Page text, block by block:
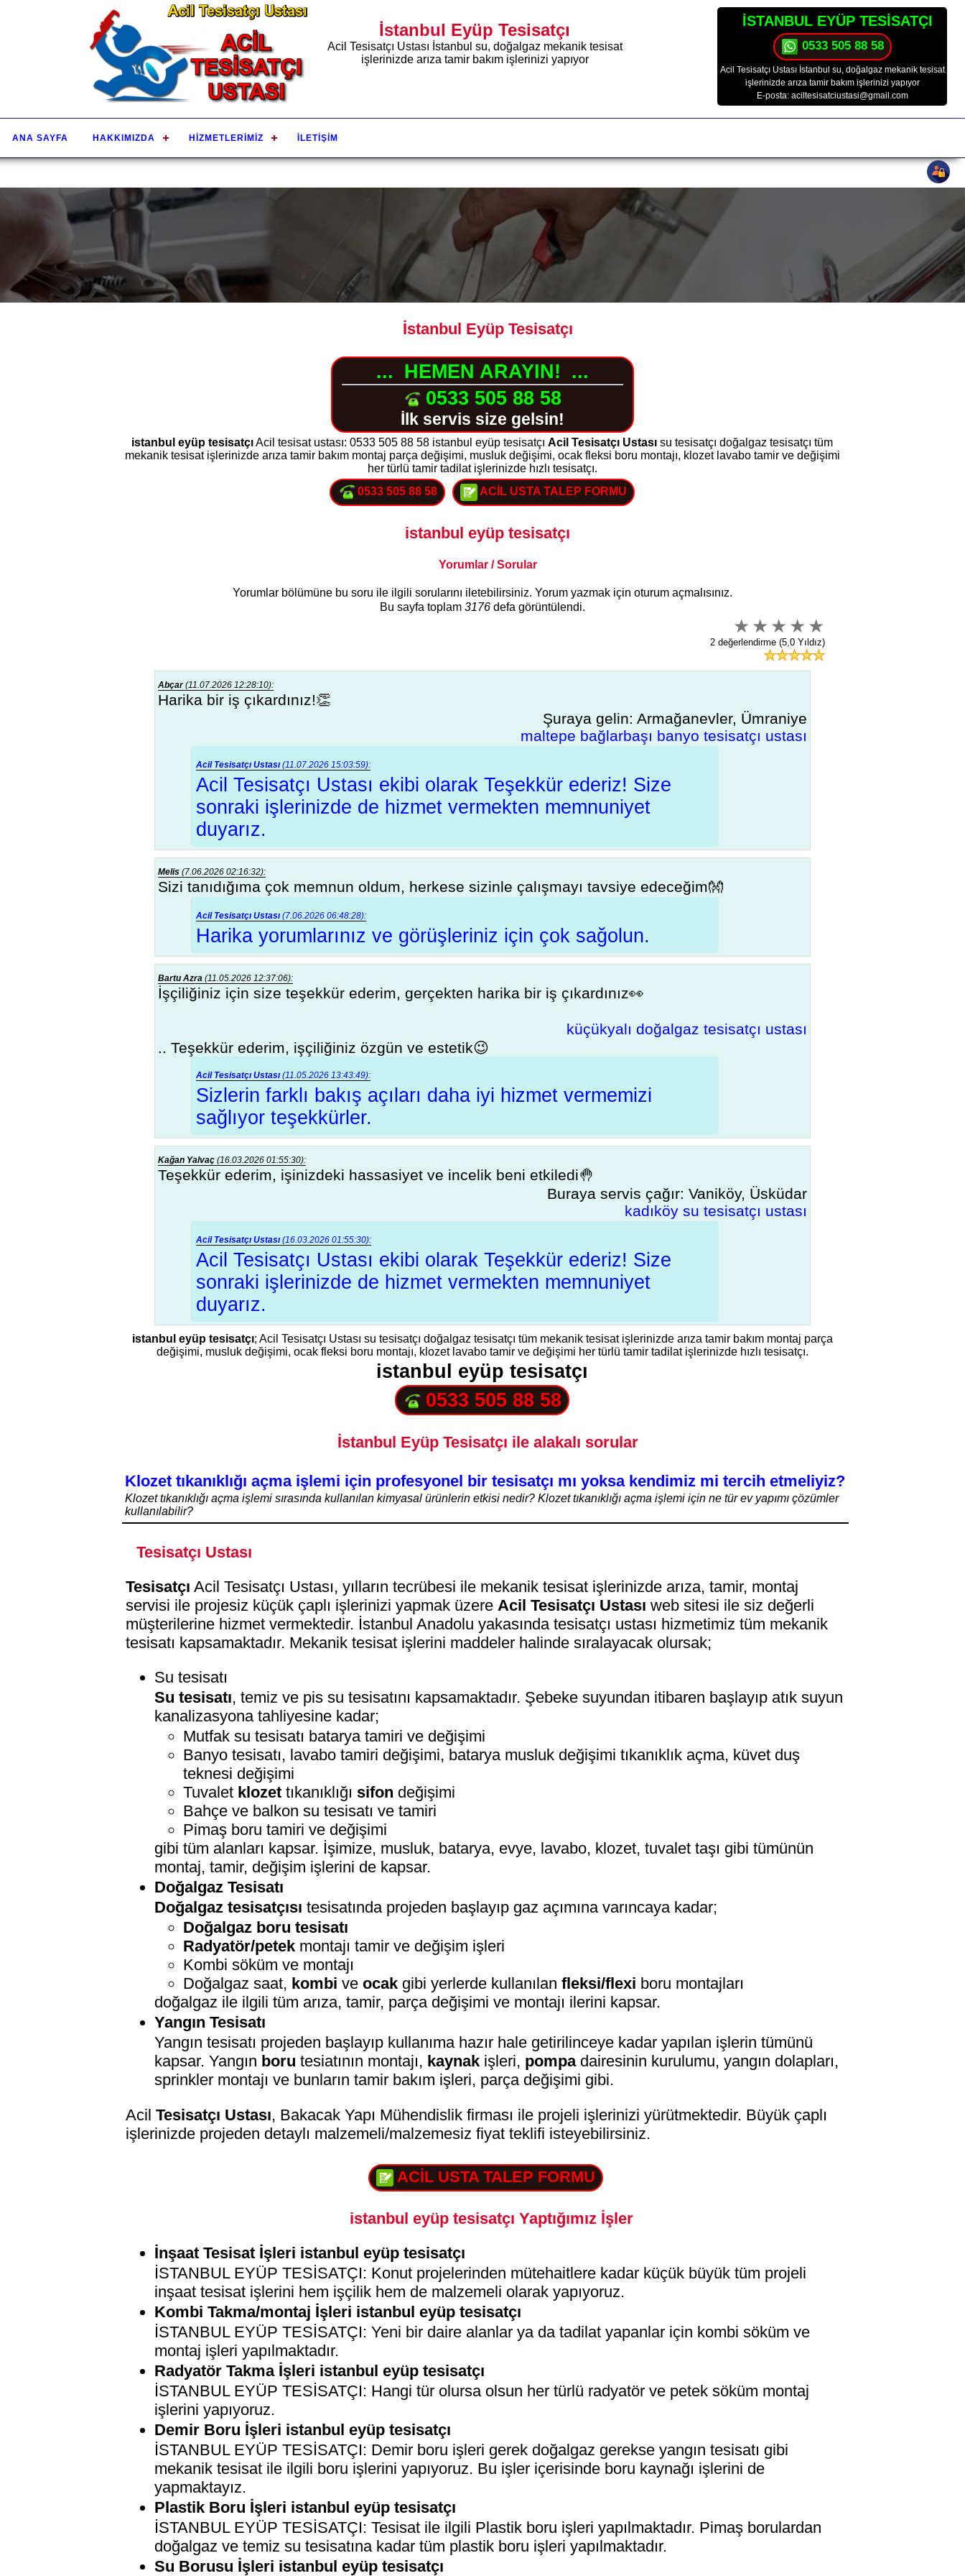
İstanbul Eyüp Tesisatçı
Acil Tesisatçı Ustası İstanbul su, doğalgaz mekanik tesisat
işlerinizde arıza tamir bakım işlerinizi yapıyor
İSTANBUL EYÜP TESİSATÇI
0533 505 88 58
Acil Tesisatçı Ustası İstanbul su, doğalgaz mekanik tesisat
işlerinizde arıza tamir bakım işlerinizi yapıyor
E-posta: aciltesisatciustasi@gmail.com
ANA SAYFA HAKKIMIZDA HIZMETLERIMIZ İLETIŞIM
İstanbul Eyüp Tesisatçı
... HEMEN ARAYIN! ...
0533 505 88 58
İlk servis size gelsin!
istanbul eyüp tesisatçıAcil tesisat ustası: 0533 505 88 58 istanbul eyüp tesisatçıAcil Tesisatçı Ustasısu tesisatçı doğalgaz tesisatçı tüm
mekanik tesisat işlerinizde arıza tamir bakım montaj parça değişimi, musluk değişimi, ocak fleksi boru montajı, klozet lavabo tamir ve değişimi
her türlü tamir tadilat işlerinizde hızlı tesisatçı.
0533 505 88 58
ACİL USTA TALEP FORMU
istanbul eyüp tesisatçı
Yorumlar / Sorular
Yorumlar bölümüne bu soru ile ilgili sorularını iletebilirsiniz. Yorum yazmak için oturum açmalısınız.
Bu sayfa toplam 3176defa görüntülendi.
2 değerlendirme (5,0 Yıldız)
Abçar(11.07.2026 12:28:10):
Harika bir iş çıkardınız!👏
Şuraya gelin: Armağanevler, Ümraniye
maltepe bağlarbaşı banyo tesisatçı ustası
Acil Tesisatçı Ustası(11.07.2026 15:03:59):
Acil Tesisatçı Ustası ekibi olarak Teşekkür ederiz! Size
sonraki işlerinizde de hizmet vermekten memnuniyet
duyarız.
Melis (7.06.2026 02:16:32):
Sizi tanıdığıma çok memnun oldum, herkese sizinle çalışmayı tavsiye edeceğim👐
Acil Tesisatçı Ustası(7.06.2026 06:48:28):
Harika yorumlarınız ve görüşleriniz için çok sağolun.
Bartu Azra (11.05.2026 12:37:06):
İşçiliğiniz için size teşekkür ederim, gerçekten harika bir iş çıkardınız👀
küçükyalı doğalgaz tesisatçı ustası
.. Teşekkür ederim, işçiliğiniz özgün ve estetik😉
Acil Tesisatçı Ustası(11.05.2026 13:43:49):
Sizlerin farklı bakış açıları daha iyi hizmet vermemizi
sağlıyor teşekkürler.
Kağan Yalvaç (16.03.2026 01:55:30):
Teşekkür ederim, işinizdeki hassasiyet ve incelik beni etkiledi🤚
Buraya servis çağır: Vaniköy, Üsküdar
kadıköy su tesisatçı ustası
Acil Tesisatçı Ustası(16.03.2026 01:55:30):
Acil Tesisatçı Ustası ekibi olarak Teşekkür ederiz! Size
sonraki işlerinizde de hizmet vermekten memnuniyet
duyarız.
istanbul eyüp tesisatçı; Acil Tesisatçı Ustası su tesisatçı doğalgaz tesisatçı tüm mekanik tesisat işlerinizde arıza tamir bakım montaj parça
değişimi, musluk değişimi, ocak fleksi boru montajı, klozet lavabo tamir ve değişimi her türlü tamir tadilat işlerinizde hızlı tesisatçı.
istanbul eyüp tesisatçı
0533 505 88 58
İstanbul Eyüp Tesisatçı ile alakalı sorular
Klozet tıkanıklığı açma işlemi için profesyonel bir tesisatçı mı yoksa kendimiz mi tercih etmeliyiz?
Klozet tıkanıklığı açma işlemi sırasında kullanılan kimyasal ürünlerin etkisi nedir? Klozet tıkanıklığı açma işlemi için ne tür ev yapımı çözümler
kullanılabilir?
Tesisatçı Ustası
Tesisatçı Acil Tesisatçı Ustası, yılların tecrübesi ile mekanik tesisat işlerinizde arıza, tamir, montaj
servisi ile projesiz küçük çaplı işlerinizi yapmak üzere Acil Tesisatçı Ustası web sitesi ile siz değerli
müşterilerine hizmet vermektedir. İstanbul Anadolu yakasında tesisatçı ustası hizmetimiz tüm mekanik
tesisatı kapsamaktadır. Mekanik tesisat işlerini maddeler halinde sıralayacak olursak;
Su tesisatı
Su tesisatı, temiz ve pis su tesisatını kapsamaktadır. Şebeke suyundan itibaren başlayıp atık suyun
kanalizasyona tahliyesine kadar;
Mutfak su tesisatı batarya tamiri ve değişimi
Banyo tesisatı, lavabo tamiri değişimi, batarya musluk değişimi tıkanıklık açma, küvet duş
teknesi değişimi
Tuvalet klozet tıkanıklığı sifon değişimi
Bahçe ve balkon su tesisatı ve tamiri
Pimaş boru tamiri ve değişimi
gibi tüm alanları kapsar. İşimize, musluk, batarya, evye, lavabo, klozet, tuvalet taşı gibi tümünün
montaj, tamir, değişim işlerini de kapsar.
Doğalgaz Tesisatı
Doğalgaz tesisatçısı tesisatında projeden başlayıp gaz açımına varıncaya kadar;
Doğalgaz boru tesisatı
Radyatör/petek montajı tamir ve değişim işleri
Kombi söküm ve montajı
Doğalgaz saat, kombi veocak gibi yerlerde kullanılanfleksi/flexi boru montajları
doğalgaz ile ilgili tüm arıza, tamir, parça değişimi ve montajı ilerini kapsar.
Yangın Tesisatı
Yangın tesisatı projeden başlayıp kullanıma hazır hale getirilinceye kadar yapılan işlerin tümünü
kapsar. Yangın boru tesiatının montajı, kaynak işleri, pompadairesinin kurulumu, yangın dolapları,
sprinkler montajı ve bunların tamir bakım işleri, parça değişimi gibi.
AcilTesisatçı Ustası, Bakacak Yapı Mühendislik firması ile projeli işlerinizi yürütmektedir. Büyük çaplı
işlerinizde projeden detaylı malzemeli/malzemesiz fiyat teklifi isteyebilirsiniz.
ACİL USTA TALEP FORMU
istanbul eyüp tesisatçı Yaptığımız İşler
İnşaat Tesisat İşleri istanbul eyüp tesisatçı
İSTANBUL EYÜP TESİSATÇI: Konut projelerinden mütehaitlere kadar küçük büyük tüm projeli
inşaat tesisat işlerini hem işçilik hem de malzemeli olarak yapıyoruz.
Kombi Takma/montaj İşleri istanbul eyüp tesisatçı
İSTANBUL EYÜP TESİSATÇI: Yeni bir daire alanlar ya da tadilat yapanlar için kombi söküm ve
montaj işleri yapılmaktadır.
Radyatör Takma İşleri istanbul eyüp tesisatçı
İSTANBUL EYÜP TESİSATÇI: Hangi tür olursa olsun her türlü radyatör ve petek söküm montaj
işlerini yapıyoruz.
Demir Boru İşleri istanbul eyüp tesisatçı
İSTANBUL EYÜP TESİSATÇI: Demir boru işleri gerek doğalgaz gerekse yangın tesisatı gibi
mekanik tesisat ile ilgili boru işlerini yapıyoruz. Bu işler içerisinde boru kaynağı işlerini de
yapmaktayız.
Plastik Boru İşleri istanbul eyüp tesisatçı
İSTANBUL EYÜP TESİSATÇI: Tesisat ile ilgili Plastik boru işleri yapılmaktadır. Pimaş borulardan
doğalgaz ve temiz su tesisatına kadar tüm plastik boru işleri yapılmaktadır.
Su Borusu İşleri istanbul eyüp tesisatçı